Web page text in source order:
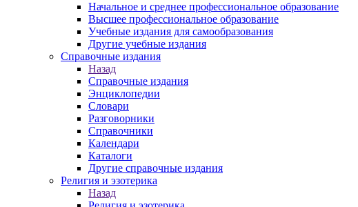
Начальное и среднее профессиональное образование
Высшее профессиональное образование
Учебные издания для самообразования
Другие учебные издания
Справочные издания
Назад
Справочные издания
Энциклопедии
Словари
Разговорники
Справочники
Календари
Каталоги
Другие справочные издания
Религия и эзотерика
Назад